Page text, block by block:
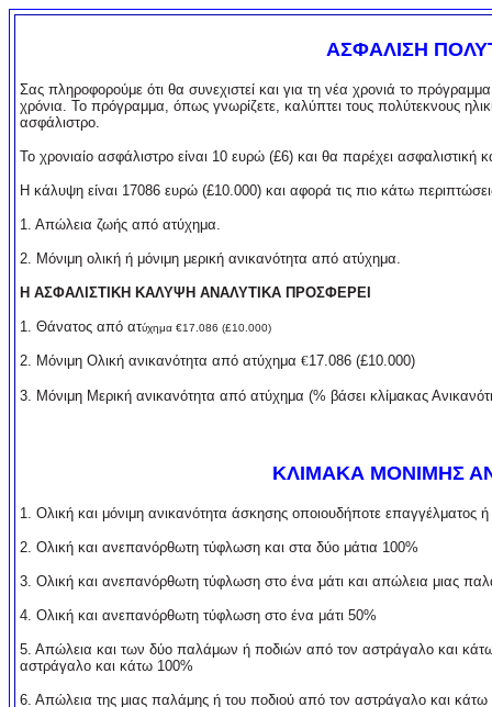
ΑΣΦΑΛΙΣΗ
Σας πληροφορούμε ότι θα συνεχιστεί και για τη νέα χρονιά το
χρόνια. Το πρόγραμμα, όπως γνωρίζετε, καλύπτει τους πολύτεκνους
ασφάλιστρο.
Το χρονιαίο ασφάλιστρο είναι 10 ευρώ (£6) και θα παρέχει ασφαλιστική
Η κάλυψη είναι 17086 ευρώ (£10.000) και αφορά τις πιο κάτω
1. Απώλεια ζωής από ατύχημα.
2. Μόνιμη ολική ή μόνιμη μερική ανικανότητα από ατύχημα.
Η ΑΣΦΑΛΙΣΤΙΚΗ ΚΑΛΥΨΗ ΑΝΑΛΥΤΙΚΑ ΠΡΟΣΦΕΡΕΙ
1. Θάνατος από ατύχημα €17.086 (£10.000)
2. Μόνιμη Ολική ανικανότητα από ατύχημα €17.086 (£10.000)
3. Μόνιμη Μερική ανικανότητα από ατύχημα (% βάσει κλίμακας
ΚΛΙΜΑΚΑ ΜΟΝΙΜΗΣ
1. Ολική και μόνιμη ανικανότητα άσκησης οποιουδήποτε επαγγέλματος
2. Ολική και ανεπανόρθωτη τύφλωση και στα δύο μάτια 100%
3. Ολική και ανεπανόρθωτη τύφλωση στο ένα μάτι και απώλεια μιας
4. Ολική και ανεπανόρθωτη τύφλωση στο ένα μάτι 50%
5. Απώλεια και των δύο παλάμων ή ποδιών από τον αστράγαλο και
αστράγαλο και κάτω 100%
6. Απώλεια της μιας παλάμης ή του ποδιού από τον αστράγαλο και κάτω